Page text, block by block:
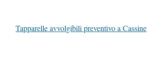
Tapparelle avvolgibili preventivo a Cassine